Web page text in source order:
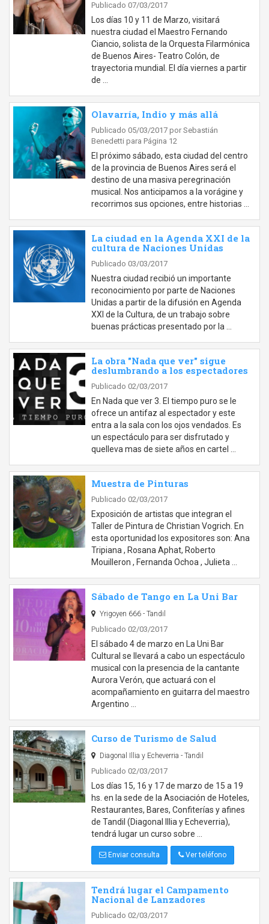
Publicado 07/03/2017
Los días 10 y 11 de Marzo, visitará
nuestra ciudad el Maestro Fernando
Ciancio, solista de la Orquesta Filarmónica
de Buenos Aires- Teatro Colón, de
trayectoria mundial. El día viernes a partir
de …
Olavarría, Indio y más allá
Publicado 05/03/2017 por Sebastián
Benedetti para Página 12
El próximo sábado, esta ciudad del centro
de la provincia de Buenos Aires será el
destino de una masiva peregrinación
musical. Nos anticipamos a la vorágine y
recorrimos sus opciones, entre historias …
La ciudad en la Agenda XXI de la
cultura de Naciones Unidas
Publicado 03/03/2017
Nuestra ciudad recibió un importante
reconocimiento por parte de Naciones
Unidas a partir de la difusión en Agenda
XXI de la Cultura, de un trabajo sobre
buenas prácticas presentado por la …
La obra "Nada que ver" sigue
deslumbrando a los espectadores
Publicado 02/03/2017
En Nada que ver 3. El tiempo puro se le
ofrece un antifaz al espectador y este
entra a la sala con los ojos vendados. Es
un espectáculo para ser disfrutado y
quelleva mas de siete años en cartel …
Muestra de Pinturas
Publicado 02/03/2017
Exposición de artistas que integran el
Taller de Pintura de Christian Vogrich. En
esta oportunidad los expositores son: Ana
Tripiana , Rosana Aphat, Roberto
Mouilleron , Fernanda Ochoa , Julieta …
Sábado de Tango en La Uni Bar
Yrigoyen 666 - Tandil
Publicado 02/03/2017
El sábado 4 de marzo en La Uni Bar
Cultural se llevará a cabo un espectáculo
musical con la presencia de la cantante
Aurora Verón, que actuará con el
acompañamiento en guitarra del maestro
Argentino …
Curso de Turismo de Salud
Diagonal Illia y Echeverria - Tandil
Publicado 02/03/2017
Los días 15, 16 y 17 de marzo de 15 a 19
hs. en la sede de la Asociación de Hoteles,
Restaurantes, Bares, Confiterías y afines
de Tandil (Diagonal Illia y Echeverria),
tendrá lugar un curso sobre …
Enviar consulta Ver teléfono
Tendrá lugar el Campamento
Nacional de Lanzadores
Publicado 02/03/2017